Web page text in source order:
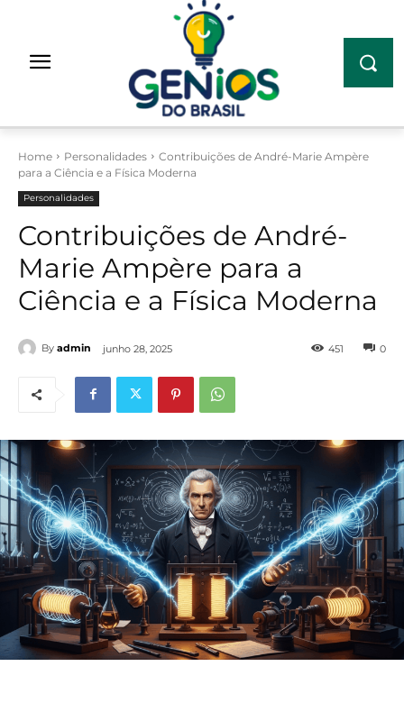
Home Personalidades
Contribuições de André-Marie Ampère
para a Ciência e a Física Moderna
Personalidades
Contribuições de André-
Marie Ampère para a
Ciência e a Física Moderna
By admin junho 28, 2025 0
451